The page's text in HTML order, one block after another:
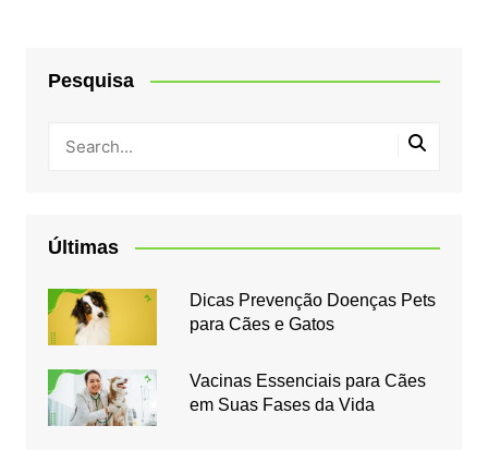
Pesquisa
Últimas
Dicas Prevenção Doenças Pets
para Cães e Gatos
Vacinas Essenciais para Cães
em Suas Fases da Vida